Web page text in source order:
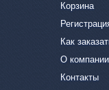
Корзина
Как
О компании
Контакты